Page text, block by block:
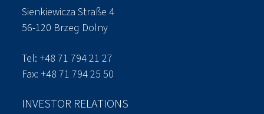
Sienkiewicza Straße 4
56-120 Brzeg Dolny
Tel: +48 71 794 21 27
Fax: +48 71 794 25 50
INVESTOR RELATIONS